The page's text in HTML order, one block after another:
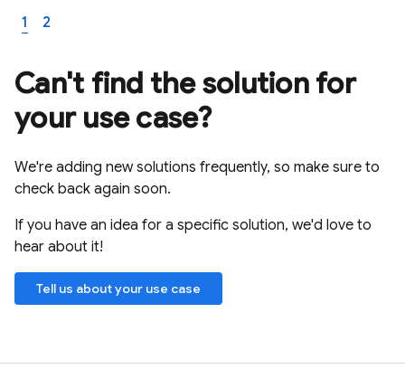
1 2
Can't find the solution for
your use case?
We're adding new solutions frequently, so make sure to
check back again soon.
If you have an idea for a specific solution, we'd love to
hear about it!
Tell us about your use case